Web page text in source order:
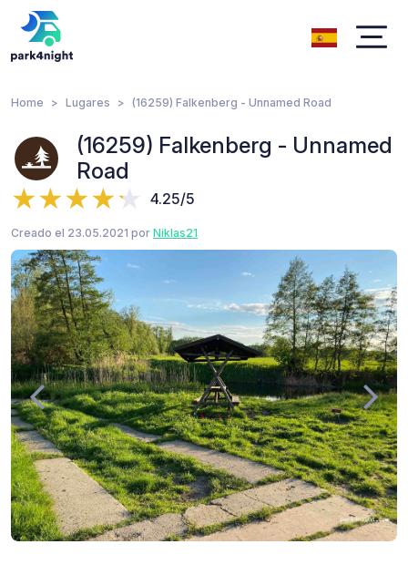
Home Lugares (16259) Falkenberg - Unnamed Road
(16259) Falkenberg - Unnamed
Road
4.25/5
Creado el 23.05.2021 por Niklas21